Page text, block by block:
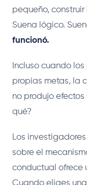
pequeño,
Suena lógico.
funcionó.
Incluso cuando
propias metas, la
no produjo efectos
qué?
Los
sobre el
conductual ofrece
Cuando eliges